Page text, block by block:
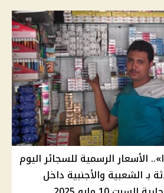
الأسعار الرسمية للسجائر اليوم
الشعبية والأجنبية داخل